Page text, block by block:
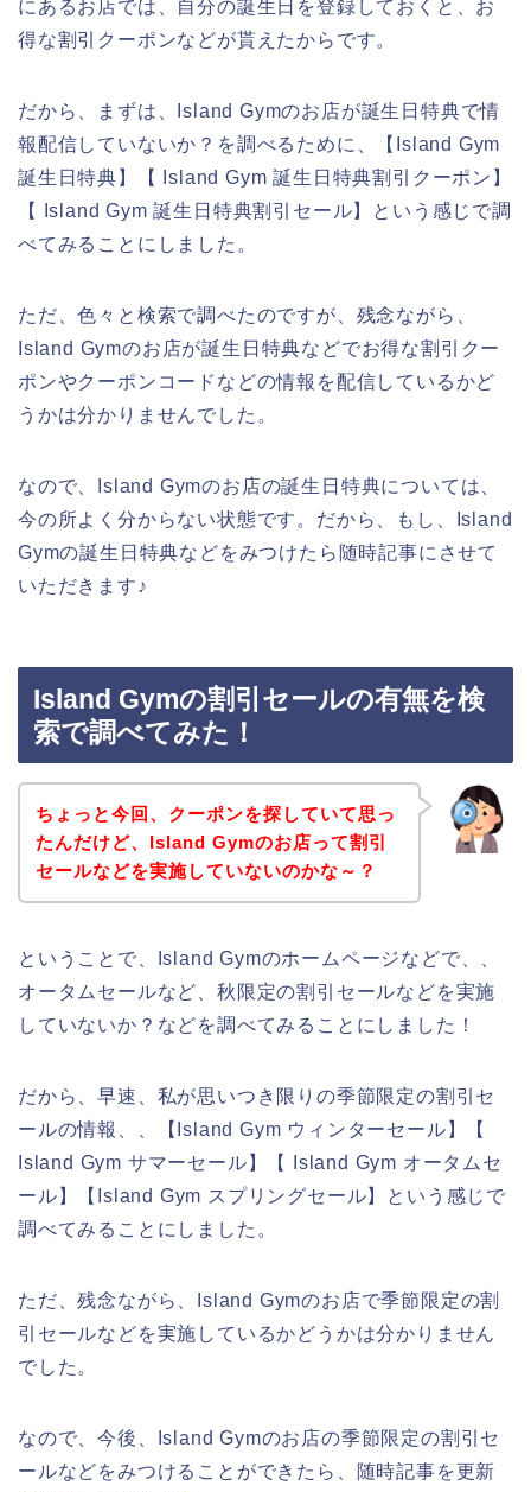
にあるお店では、自分の誕生日を登録しておくと、お
得な割引クーポンなどが貰えたからです。
だから、まずは、Island Gymのお店が誕生日特典で情
報配信していないか？を調べるために、【Island Gym
誕生日特典】【 Island Gym 誕生日特典割引クーポン】
【 Island Gym 誕生日特典割引セール】という感じで調
べてみることにしました。
ただ、色々と検索で調べたのですが、残念ながら、
Island Gymのお店が誕生日特典などでお得な割引クー
ポンやクーポンコードなどの情報を配信しているかど
うかは分かりませんでした。
なので、Island Gymのお店の誕生日特典については、
今の所よく分からない状態です。だから、もし、Island
Gymの誕生日特典などをみつけたら随時記事にさせて
いただきます♪
Island Gymの割引セールの有無を検
索で調べてみた！
ちょっと今回、クーポンを探していて思っ
たんだけど、Island Gymのお店って割引
セールなどを実施していないのかな～？
ということで、Island Gymのホームページなどで、、
オータムセールなど、秋限定の割引セールなどを実施
していないか？などを調べてみることにしました！
だから、早速、私が思いつき限りの季節限定の割引セ
ールの情報、、【Island Gym ウィンターセール】【
Island Gym サマーセール】【 Island Gym オータムセ
ール】【Island Gym スプリングセール】という感じで
調べてみることにしました。
ただ、残念ながら、Island Gymのお店で季節限定の割
引セールなどを実施しているかどうかは分かりません
でした。
なので、今後、Island Gymのお店の季節限定の割引セ
ールなどをみつけることができたら、随時記事を更新